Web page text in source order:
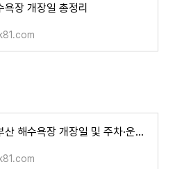
장 개장일 총정리
2025년 부산 해수욕장 개장일 및 주차·운영시간·캠핑장 정보 총정리